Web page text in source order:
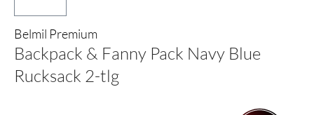
Belmil Premium
Backpack & Fanny Pack Navy Blue
Ruck sack 2-tlg